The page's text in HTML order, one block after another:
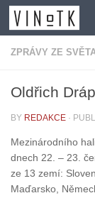
Skip to content
ZPRÁVY ZE
Oldřich
BY REDAKCE ·
Mezinárodního
dnech 22. – 23.
ze 13 zemí:
Maďarsko,